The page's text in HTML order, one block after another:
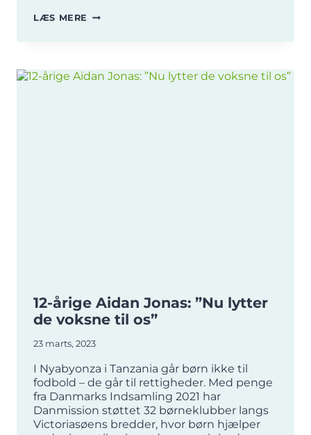
LÆS MERE LEJRCHEF:
AT
12-årige Aidan Jonas: ”Nu lytter
de voksne til os”
23 marts, 2023
I Nyabyonza i Tanzania går børn ikke til
fodbold – de går til rettigheder. Med penge
fra Danmarks Indsamling 2021 har
Danmission støttet 32 børneklubber langs
Victoriasøens bredder, hvor børn hjælper